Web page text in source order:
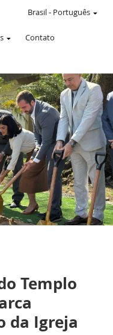
Contato
Brasil- Português
Templo
da Igreja